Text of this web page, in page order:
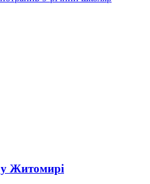
у Житомирі